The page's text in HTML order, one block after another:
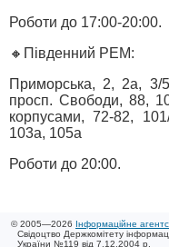
Роботи до 17:00-20:00.
🔸Південний РЕМ:
Приморська, 2, 2а,
просп. Свободи, 88,
корпусами, 72-82,
103а, 105а
Роботи до 20:00.
© 2005—2026 Інформаційне
Свідоцтво Держкомітету
України №119 від 7.12.2004 р.